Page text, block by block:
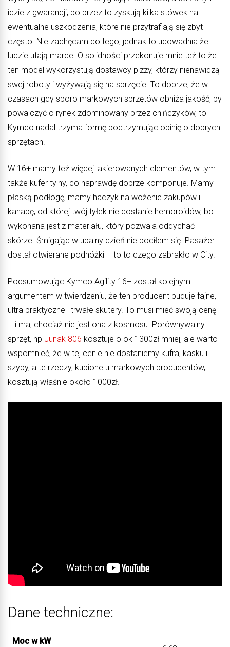
idzie z gwarancji, bo przez to zyskują kilka stówek na
ewentualne uszkodzenia, które nie przytrafiają się zbyt
często. Nie zachęcam do tego, jednak to udowadnia że
ludzie ufają marce. O solidności przekonuje mnie też to że
ten model wykorzystują dostawcy pizzy, którzy nienawidzą
swej roboty i wyżywają się na sprzęcie. To dobrze, że w
czasach gdy sporo markowych sprzętów obniża jakość, by
powalczyć o rynek zdominowany przez chińczyków, to
Kymco nadal trzyma formę podtrzymując opinię o dobrych
sprzętach.
W 16+ mamy też więcej lakierowanych elementów, w tym
także kufer tylny, co naprawdę dobrze komponuje. Mamy
płaską podłogę, mamy haczyk na wożenie zakupów i
kanapę, od której twój tyłek nie dostanie hemoroidów, bo
wykonana jest z materiału, który pozwala oddychać
skórze. Śmigając w upalny dzień nie pociłem się. Pasażer
dostał otwierane podnóżki – to to czego zabrakło w City.
Podsumowując Kymco Agility 16+ został kolejnym
argumentem w twierdzeniu, że ten producent buduje fajne,
ultra praktyczne i trwałe skutery. To musi mieć swoją cenę i
… i ma, chociaż nie jest ona z kosmosu. Porównywalny
sprzęt, np Junak 806 kosztuje o ok 1300zł mniej, ale warto
wspomnieć, że w tej cenie nie dostaniemy kufra, kasku i
szyby, a te rzeczy, kupione u markowych producentów,
kosztują właśnie około 1000zł.
Dane techniczne:
Moc w kW